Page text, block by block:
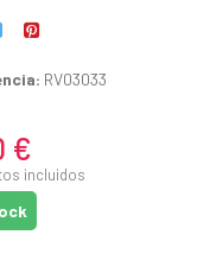
RV03033
€
incluidos